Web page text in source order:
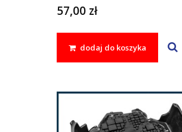
57,00 zł
dodaj do koszyka